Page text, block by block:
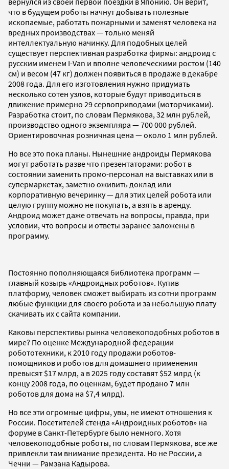
что в будущем роботы начнут добывать полезные
ископаемые, работать пожарными и заменят человека на
вредных производствах — только меняй
интеллектуальную начинку. Для подобных целей
существует перспективная разработка фирмы: андроид с
русским именем I-Van и вполне человеческими ростом (140
см) и весом (47 кг) должен появиться в продаже в декабре
2008 года. Для его изготовления нужно придумать
несколько сотен узлов, которые будут приводиться в
движение примерно 29 сервоприводами (моторчиками).
Разработка стоит, по словам Пермякова, 32 млн рублей,
производство одного экземпляра — 700 000 рублей.
Ориентировочная розничная цена — около 1 млн рублей.
Но все это пока планы. Нынешние андроиды Пермякова
могут работать разве что презентаторами: робот в
состоянии заменить промо-персонал на выставках или в
супермаркетах, заметно оживить доклад или
корпоративную вечеринку — для этих целей робота или
целую группу можно не покупать, а взять в аренду.
Андроид может даже отвечать на вопросы, правда, при
условии, что вопросы и ответы заранее заложены в
программу.
Постоянно пополняющаяся библиотека программ —
главный козырь «Андроидных роботов». Купив
платформу, человек сможет выбирать из сотни программ
любые функции для своего робота и за небольшую плату
скачивать их с сайта компании.
Каковы перспективы рынка человекоподобных роботов в
мире? По оценке Международной федерации
робототехники, к 2010 году продажи роботов-
помощников и роботов для домашнего применения
превысят $17 млрд, а в 2025 году составят $52 млрд (к
концу 2008 года, по оценкам, будет продано 7 млн
роботов для дома на $7,4 млрд).
Но все эти огромные цифры, увы, не имеют отношения к
России. Посетителей стенда «Андроидных роботов» на
форуме в Санкт-Петербурге было немного. Хотя
человекоподобные роботы, по словам Пермякова, все же
привлекли там внимание президента. Но не России, а
Чечни — Рамзана Кадырова.